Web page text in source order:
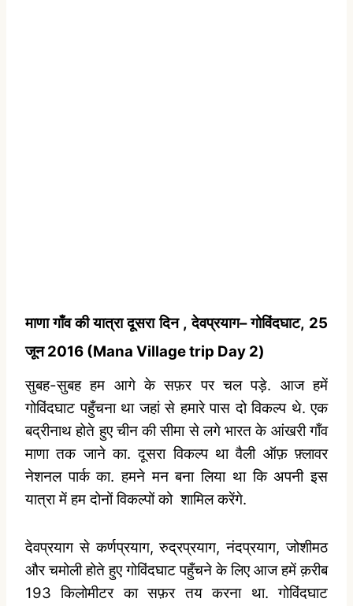
माणा गाँव की यात्रा दूसरा दिन,देवप्रयाग–गोविंदघाट, 25
जून2016 (Mana Village trip Day 2)
सुबह-सुबह हम आगे के सफ़र पर चल पड़े. आज हमें
गोविंदघाट पहुँचना था जहां से हमारे पास दो विकल्प थे. एक
बद्रीनाथ होते हुए चीन की सीमा से लगे भारत के आंखरी गाँव
माणा तक जाने का. दूसरा विकल्प था वैली ऑफ़ फ़्लावर
नेशनल पार्क का. हमने मन बना लिया था कि अपनी इस
यात्रा में हम दोनों विकल्पों को शामिल करेंगे.
देवप्रयाग से कर्णप्रयाग, रुद्रप्रयाग, नंदप्रयाग, जोशीमठ
और चमोली होते हुए गोविंदघाट पहुँचने के लिए आज हमें क़रीब
193 किलोमीटर का सफ़र तय करना था. गोविंदघाट